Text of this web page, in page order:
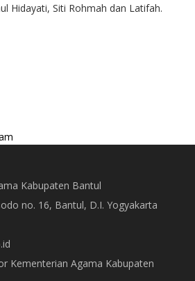
Hidayati, Siti Rohmah dan Latifah.
Kabupaten Bantul
no. 16, Bantul, D.I. Yogyakarta
Kementerian Agama Kabupaten